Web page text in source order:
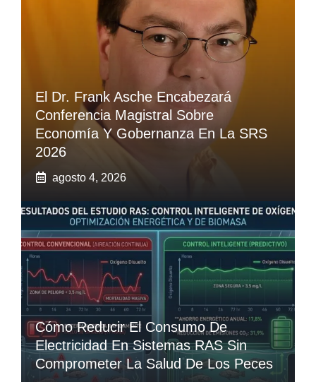
El Dr. Frank Asche Encabezará
Conferencia Magistral Sobre
Economía Y Gobernanza En La SRS
2026
agosto 4, 2026
Cómo Reducir El Consumo De
Electricidad En Sistemas RAS Sin
Comprometer La Salud De Los Peces